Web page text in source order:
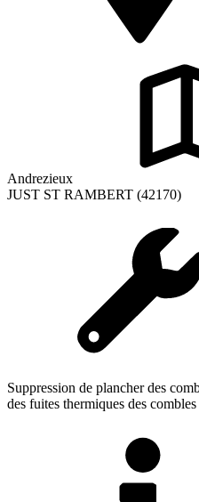
Andrezieux
JUST ST RAMBERT (42170)
Suppression de plancher des
des fuites thermiques des combles